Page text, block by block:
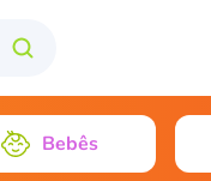
Bebês